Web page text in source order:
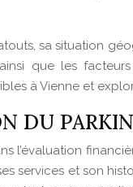
sa situation
que les
à Vienne et
DU
l’évaluation
services et son